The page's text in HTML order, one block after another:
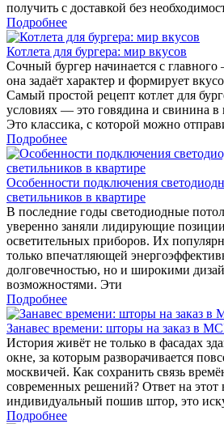
получить с доставкой без
Подробнее
Котлета для бургера: мир вкусов
Сочный бургер начинается с
она задаёт характер и формирует
Самый простой рецепт котлет для
условиях — это говядина и свинина
Это классика, с которой можно
Подробнее
Особенности подключения
светильников в квартире
В последние годы светодиодные
уверенно заняли лидирующие
осветительных приборов. Их
только впечатляющей
долговечностью, но и широкими
возможностями. Эти
Подробнее
Занавес времени: шторы на заказ в
История живёт не только в фасадах
окне, за которым разворачивается
москвичей. Как сохранить связь
современных решений? Ответ на этот
индивидуальный пошив штор, это
Подробнее